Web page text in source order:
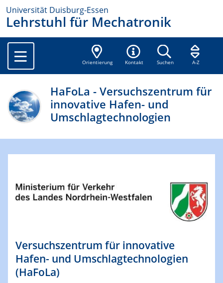
Universität Duisburg-Essen
Lehrstuhl für Mechatronik
Orientierung Kontakt Suchen A-Z
HaFoLa - Versuchszentrum für
innovative Hafen- und
Umschlagtechnologien
Versuchszentrum für innovative
Hafen- und Umschlagtechnologien
(HaFoLa)